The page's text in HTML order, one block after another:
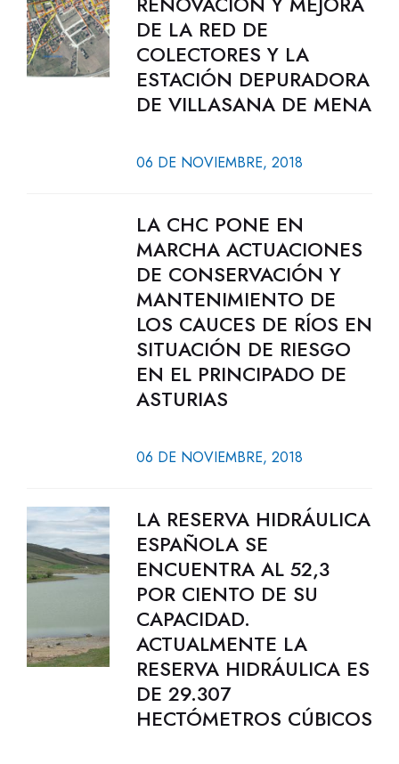
DE LA RED DE
COLECTORES Y LA
ESTACIÓN DEPURADORA
DE VILLASANA DE MENA
06 DE NOVIEMBRE, 2018
LA CHC PONE EN
MARCHA ACTUACIONES
DE CONSERVACIÓN Y
MANTENIMIENTO DE
LOS CAUCES DE RÍOS EN
SITUACIÓN DE RIESGO
EN EL PRINCIPADO DE
ASTURIAS
06 DE NOVIEMBRE, 2018
LA RESERVA HIDRÁULICA
ESPAÑOLA SE
ENCUENTRA AL 52,3
POR CIENTO DE SU
CAPACIDAD.
ACTUALMENTE LA
RESERVA HIDRÁULICA ES
DE 29.307
HECTÓMETROS CÚBICOS